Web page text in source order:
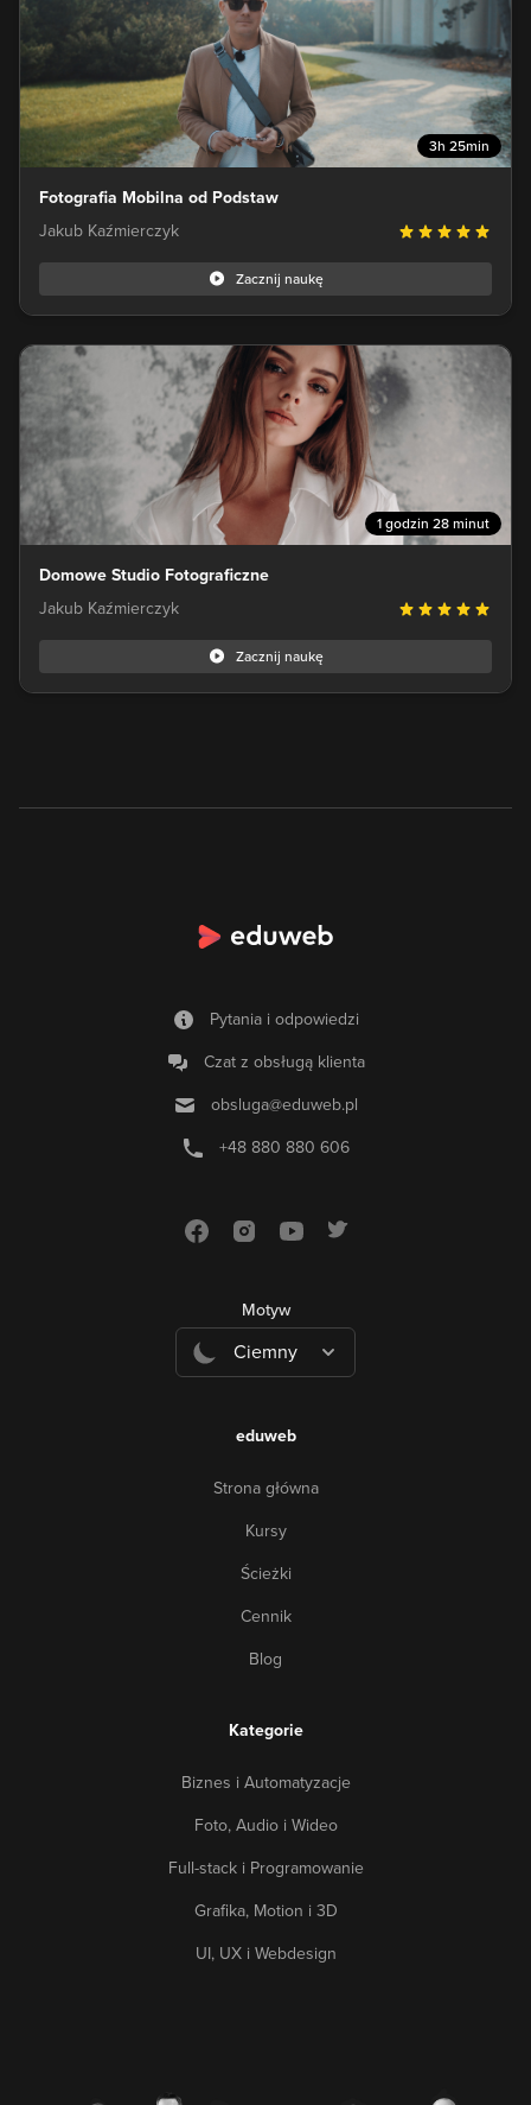
3h 25min
Fotografia Mobilna od Podstaw
Jakub Kaźmierczyk
Zacznij naukę
1 godzin 28 minut
Domowe Studio Fotograficzne
Jakub Kaźmierczyk
Zacznij naukę
Pytania i odpowiedzi
Czat z obsługą klienta
obsluga@eduweb.pl
+48 880 880 606
Motyw
Ciemny
eduweb
Strona główna
Kursy
Ścieżki
Cennik
Blog
Kategorie
Biznes i Automatyzacje
Foto, Audio i Wideo
Full-stack i Programowanie
Grafika, Motion i 3D
UI, UX i Webdesign